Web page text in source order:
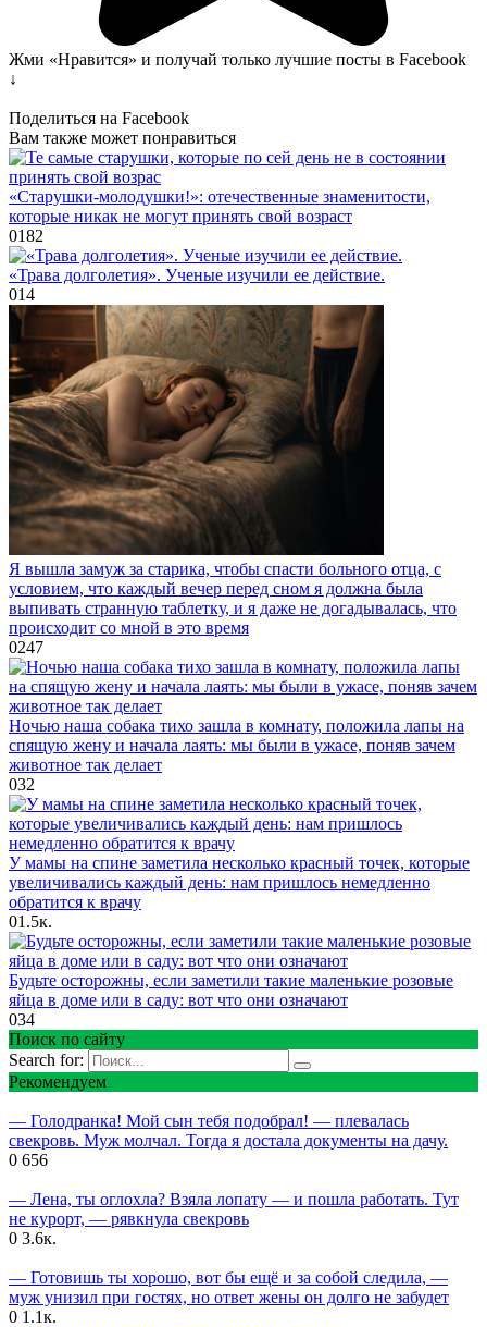
Жми «Нравится» и получай только лучшие посты в Facebook
↓
Поделиться на Facebook
Вам также может понравиться
«Старушки-молодушки!»: отечественные знаменитости,
которые никак не могут принять свой возраст
0182
«Трава долголетия». Ученые изучили ее действие.
014
Я вышла замуж за старика, чтобы спасти больного отца, с
условием, что каждый вечер перед сном я должна была
выпивать странную таблетку, и я даже не догадывалась, что
происходит со мной в это время
0247
Ночью наша собака тихо зашла в комнату, положила лапы на
спящую жену и начала лаять: мы были в ужасе, поняв зачем
животное так делает
032
У мамы на спине заметила несколько красный точек, которые
увеличивались каждый день: нам пришлось немедленно
обратится к врачу
01.5к.
Будьте осторожны, если заметили такие маленькие розовые
яйца в доме или в саду: вот что они означают
034
Поиск по сайту
Search for:
Рекомендуем
— Голодранка! Мой сын тебя подобрал! — плевалась
свекровь. Муж молчал. Тогда я достала документы на дачу.
0 656
— Лена, ты оглохла? Взяла лопату — и пошла работать. Тут
не курорт, — рявкнула свекровь
0 3.6к.
— Готовишь ты хорошо, вот бы ещё и за собой следила, —
муж унизил при гостях, но ответ жены он долго не забудет
0 1.1к.